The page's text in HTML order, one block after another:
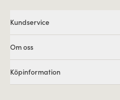
Kundservice
Om oss
Köpinformation